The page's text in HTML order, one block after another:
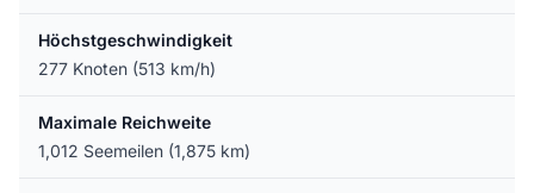
Höchstgeschwindigkeit
277 Knoten (513 km/h)
Maximale Reichweite
1,012 Seemeilen (1,875 km)